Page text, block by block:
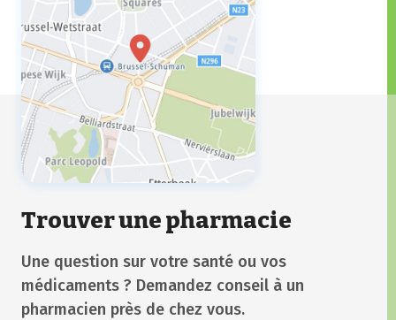
Trouver une pharmacie
Une question sur votre santé ou vos
médicaments ? Demandez conseil à un
pharmacien près de chez vous.